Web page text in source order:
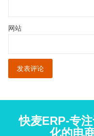
网站
快麦ERP-专
化的电